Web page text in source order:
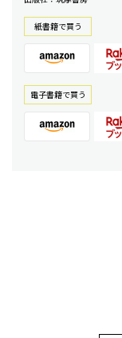
紙書籍で買う
電⼦書籍で買う